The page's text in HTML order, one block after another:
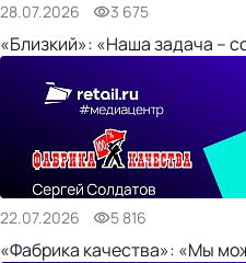
28.07.2026 3 675
«Близкий»: «Наша задача –
22.07.2026 5 816
«Фабрика качества»: «Мы